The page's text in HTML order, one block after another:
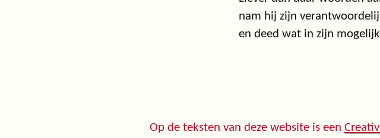
nam hij zijn
en deed wat in zijn
Op de teksten van deze website is een